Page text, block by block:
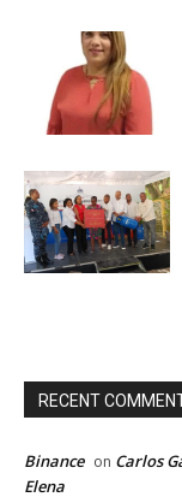
RECENT
Binance on Carlos
Elena